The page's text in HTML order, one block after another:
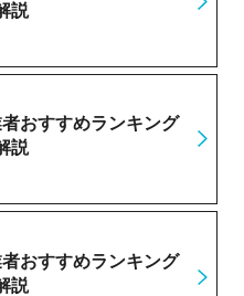
説
おすすめランキング
説
おすすめランキング
説